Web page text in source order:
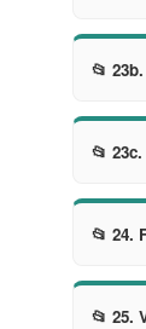
📂
📂
📂 24.
📂 25.